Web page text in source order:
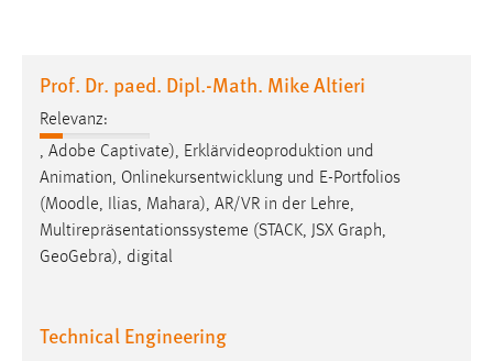
Prof. Dr. paed. Dipl.-Math. Mike Altieri
Relevanz:
, Adobe Captivate), Erklärvideoproduktion und
Animation, Onlinekursentwicklung und E-Portfolios
(Moodle, Ilias, Mahara), AR/VR in der Lehre,
Multirepräsentationssysteme (STACK, JSX Graph,
GeoGebra), digital
Technical Engineering
Performance
Name:
Zweck:
Für performante Seitenauslieferung wird in diesem Cookie
Sprachpräferenz